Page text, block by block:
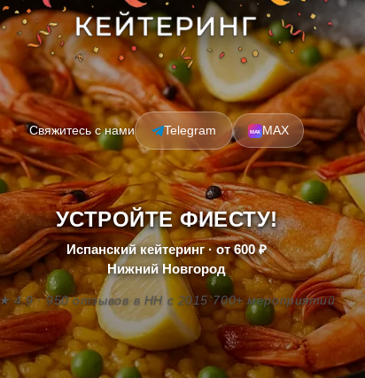
Свяжитесь с нами Telegram MAX
УСТРОЙТЕ ФИЕСТУ!
Испанский кейтеринг · от 600 ₽
Нижний Новгород
★ 4.9 · 950 отзывов·в НН с 2015·700+ мероприятий